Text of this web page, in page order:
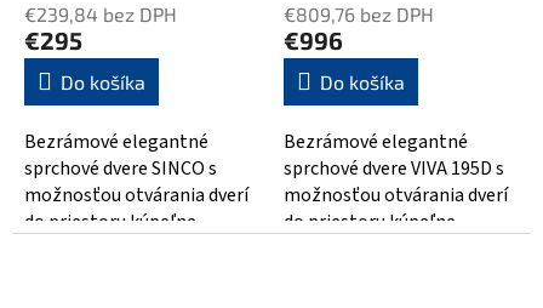
Chróm/Leštený hliník
(ALU)
€239,84 bez DPH
€295
Do košíka
Bezrámové elegantné
sprchové dvere SINCO s
možnosťou otvárania dverí
do priestoru kúpeľne.
(ALU)
€809,76 bez DPH
€996
Do košíka
Bezrámové elegantné
sprchové dvere VIVA 195D s
možnosťou otvárania dverí
do priestoru kúpeľne.